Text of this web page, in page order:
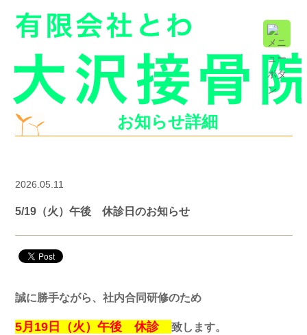
お知らせ詳細
2026.05.11
5/19（火）午後 休診日のお知らせ
誠に勝手ながら、社内合同研修のため
5月19日（火）午後 休診 致します。